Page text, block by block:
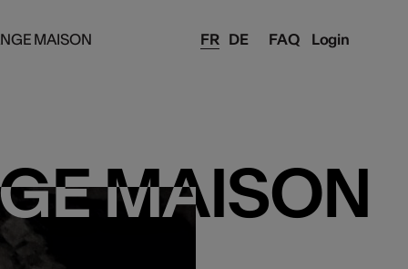
FAQ Login
FR DE
MAISON
MAISON
MAISON